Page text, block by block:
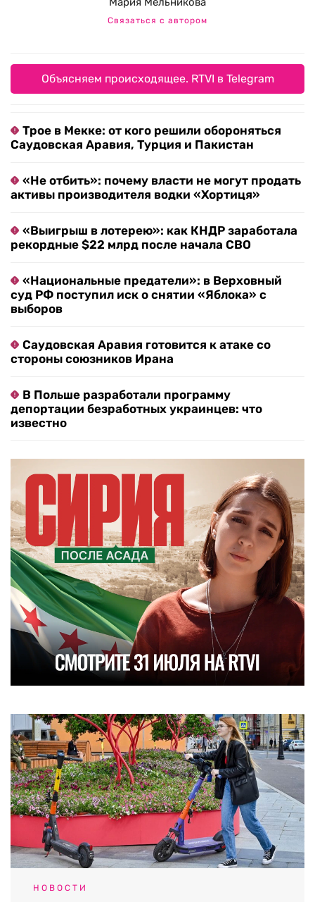
Связаться с автором
Объясняем происходящее. RTVI в Telegram
Трое в Мекке: от кого решили обороняться
Саудовская Аравия, Турция и Пакистан
«Не отбить»: почему власти не могут продать
активы производителя водки «Хортиця»
«Выигрыш в лотерею»: как КНДР заработала
рекордные $22 млрд после начала СВО
«Национальные предатели»: в Верховный
суд РФ поступил иск о снятии «Яблока» с
выборов
Саудовская Аравия готовится к атаке со
стороны союзников Ирана
В Польше разработали программу
депортации безработных украинцев: что
известно
НОВОСТИ